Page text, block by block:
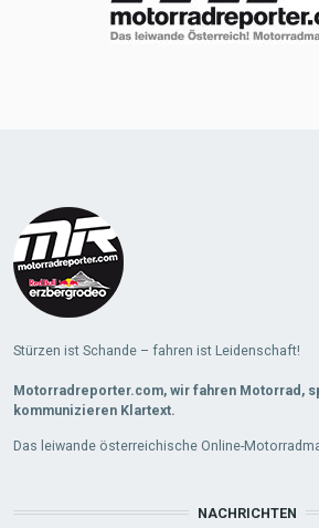
Stürzen ist Schande – fahren ist Leidenschaft!
Motorradreporter.com, wir fahren Motorrad,
kommunizieren Klartext.
Das leiwande österreichische Online-
NACHRICHTEN